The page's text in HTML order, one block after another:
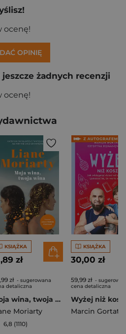
ocenę!
OPINIĘ
żadnych recenzji
ocenę!
KSIĄŻKA
zł
zł - sugerowana
detaliczna
Moja wina, twoja wina
Moriarty
6,8 (1110)
KSIĄŻKA
30,00 zł
59,99 zł -
cena detaliczna
Marcin Gortat